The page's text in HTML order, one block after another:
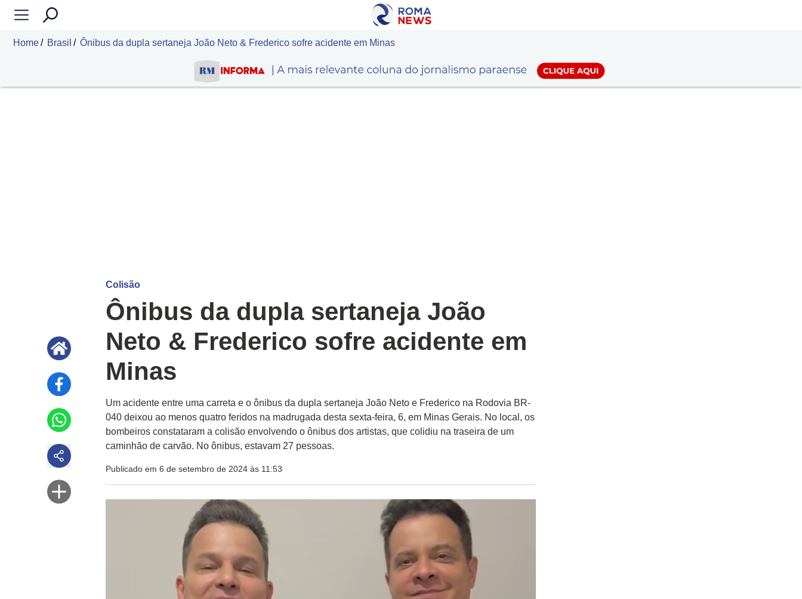
Home Brasil Ônibus da dupla sertaneja João Neto & Frederico sofre acidente em Minas
Colisão
Ônibus da dupla sertaneja João
Neto & Frederico sofre acidente em
Minas
Um acidente entre uma carreta e o ônibus da dupla sertaneja João Neto e Frederico na Rodovia BR-
040 deixou ao menos quatro feridos na madrugada desta sexta-feira, 6, em Minas Gerais. No local, os
bombeiros constataram a colisão envolvendo o ônibus dos artistas, que colidiu na traseira de um
caminhão de carvão. No ônibus, estavam 27 pessoas.
Publicado em 6 de setembro de 2024 às 11:53